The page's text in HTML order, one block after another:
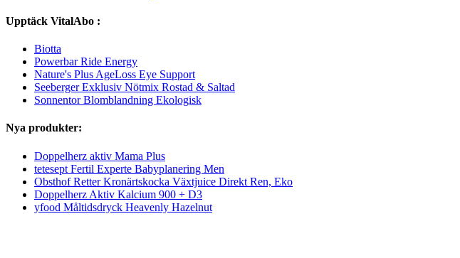
Upptäck VitalAbo :
Biotta
Powerbar Ride Energy
Nature's Plus AgeLoss Eye Support
Seeberger Exklusiv Nötmix Rostad & Saltad
Sonnentor Blomblandning Ekologisk
Nya produkter:
Doppelherz aktiv Mama Plus
tetesept Fertil Experte Babyplanering Men
Obsthof Retter Kronärtskocka Växtjuice Direkt Ren, Eko
Doppelherz Aktiv Kalcium 900 + D3
yfood Måltidsdryck Heavenly Hazelnut